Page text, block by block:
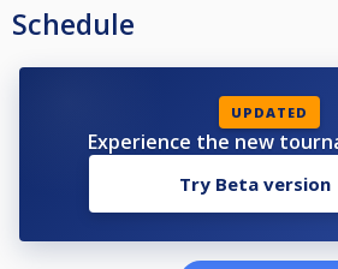
1=13p.
Schedule
UPDATED
Experience the new
Try Beta version